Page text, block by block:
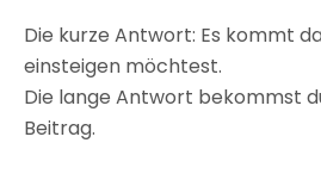
Die kurze Antwort: Es kommt
einsteigen möchtest.
Die lange Antwort bekommst
Beitrag.